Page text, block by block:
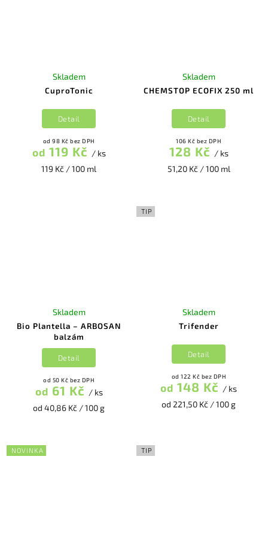
CuproTonic
Skladem
od 98 Kč bez DPH
od 119 Kč / ks
119 Kč / 100 ml
Detail
CHEMSTOP ECOFIX 250 ml
Skladem
106 Kč bez DPH
128 Kč / ks
51,20 Kč / 100 ml
Detail
Bio Plantella – ARBOSAN
balzám
Skladem
od 50 Kč bez DPH
od 61 Kč / ks
od 40,86 Kč / 100 g
Detail
TIP
Trifender
Skladem
od 122 Kč bez DPH
od 148 Kč / ks
od 221,50 Kč / 100 g
Detail
NOVINKA TIP